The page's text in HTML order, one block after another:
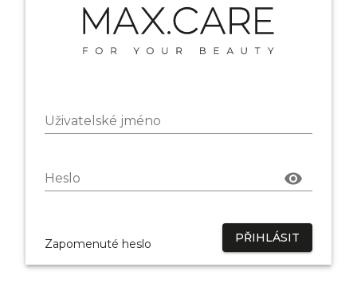
Uživatelské jméno
Heslo
Zapomenuté heslo PŘIHLÁSIT